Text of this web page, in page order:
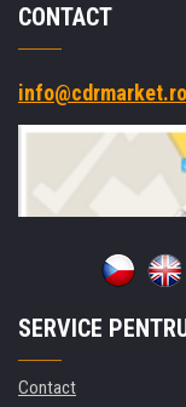
CONTACT
info@cdrmarket.ro
SERVICE
Contact